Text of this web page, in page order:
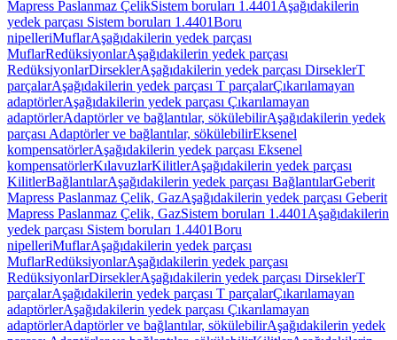
Mapress Paslanmaz ÇelikSistem boruları 1.4401 Aşağıdakilerin
yedek parçası Sistem boruları 1.4401Boru
nipelleriMuflarAşağıdakilerin yedek parçası
MuflarRedüksiyonlarAşağıdakilerin yedek parçası
RedüksiyonlarDirseklerAşağıdakilerin yedek parçası DirseklerT
parçalarAşağıdakilerin yedek parçası T parçalarÇıkarılamayan
adaptörlerAşağıdakilerin yedek parçası Çıkarılamayan
adaptörlerAdaptörler ve bağlantılar, sökülebilirAşağıdakilerin yedek
parçası Adaptörler ve bağlantılar, sökülebilirEksenel
kompensatörlerAşağıdakilerin yedek parçası Eksenel
kompensatörlerKılavuzlarKilitlerAşağıdakilerin yedek parçası
KilitlerBağlantılarAşağıdakilerin yedek parçası BağlantılarGeberit
Mapress Paslanmaz Çelik, GazAşağıdakilerin yedek parçası Geberit
Mapress Paslanmaz Çelik, GazSistem boruları 1.4401 Aşağıdakilerin
yedek parçası Sistem boruları 1.4401Boru
nipelleriMuflarAşağıdakilerin yedek parçası
MuflarRedüksiyonlarAşağıdakilerin yedek parçası
RedüksiyonlarDirseklerAşağıdakilerin yedek parçası DirseklerT
parçalarAşağıdakilerin yedek parçası T parçalarÇıkarılamayan
adaptörlerAşağıdakilerin yedek parçası Çıkarılamayan
adaptörlerAdaptörler ve bağlantılar, sökülebilirAşağıdakilerin yedek